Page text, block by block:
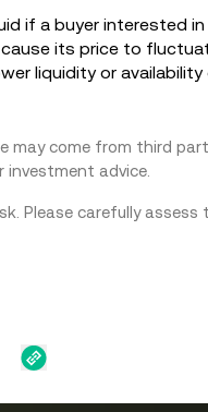
if a buyer interested
its price to
liquidity or
come from third
advice.
Please carefully